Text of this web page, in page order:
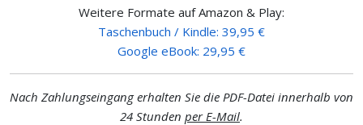
Weitere Formate auf Amazon & Play:
Taschenbuch / Kindle: 39,95 €
Google eBook: 29,95 €
Nach Zahlungseingang erhalten Sie die PDF-Datei innerhalb von
24 Stunden per E-Mail.